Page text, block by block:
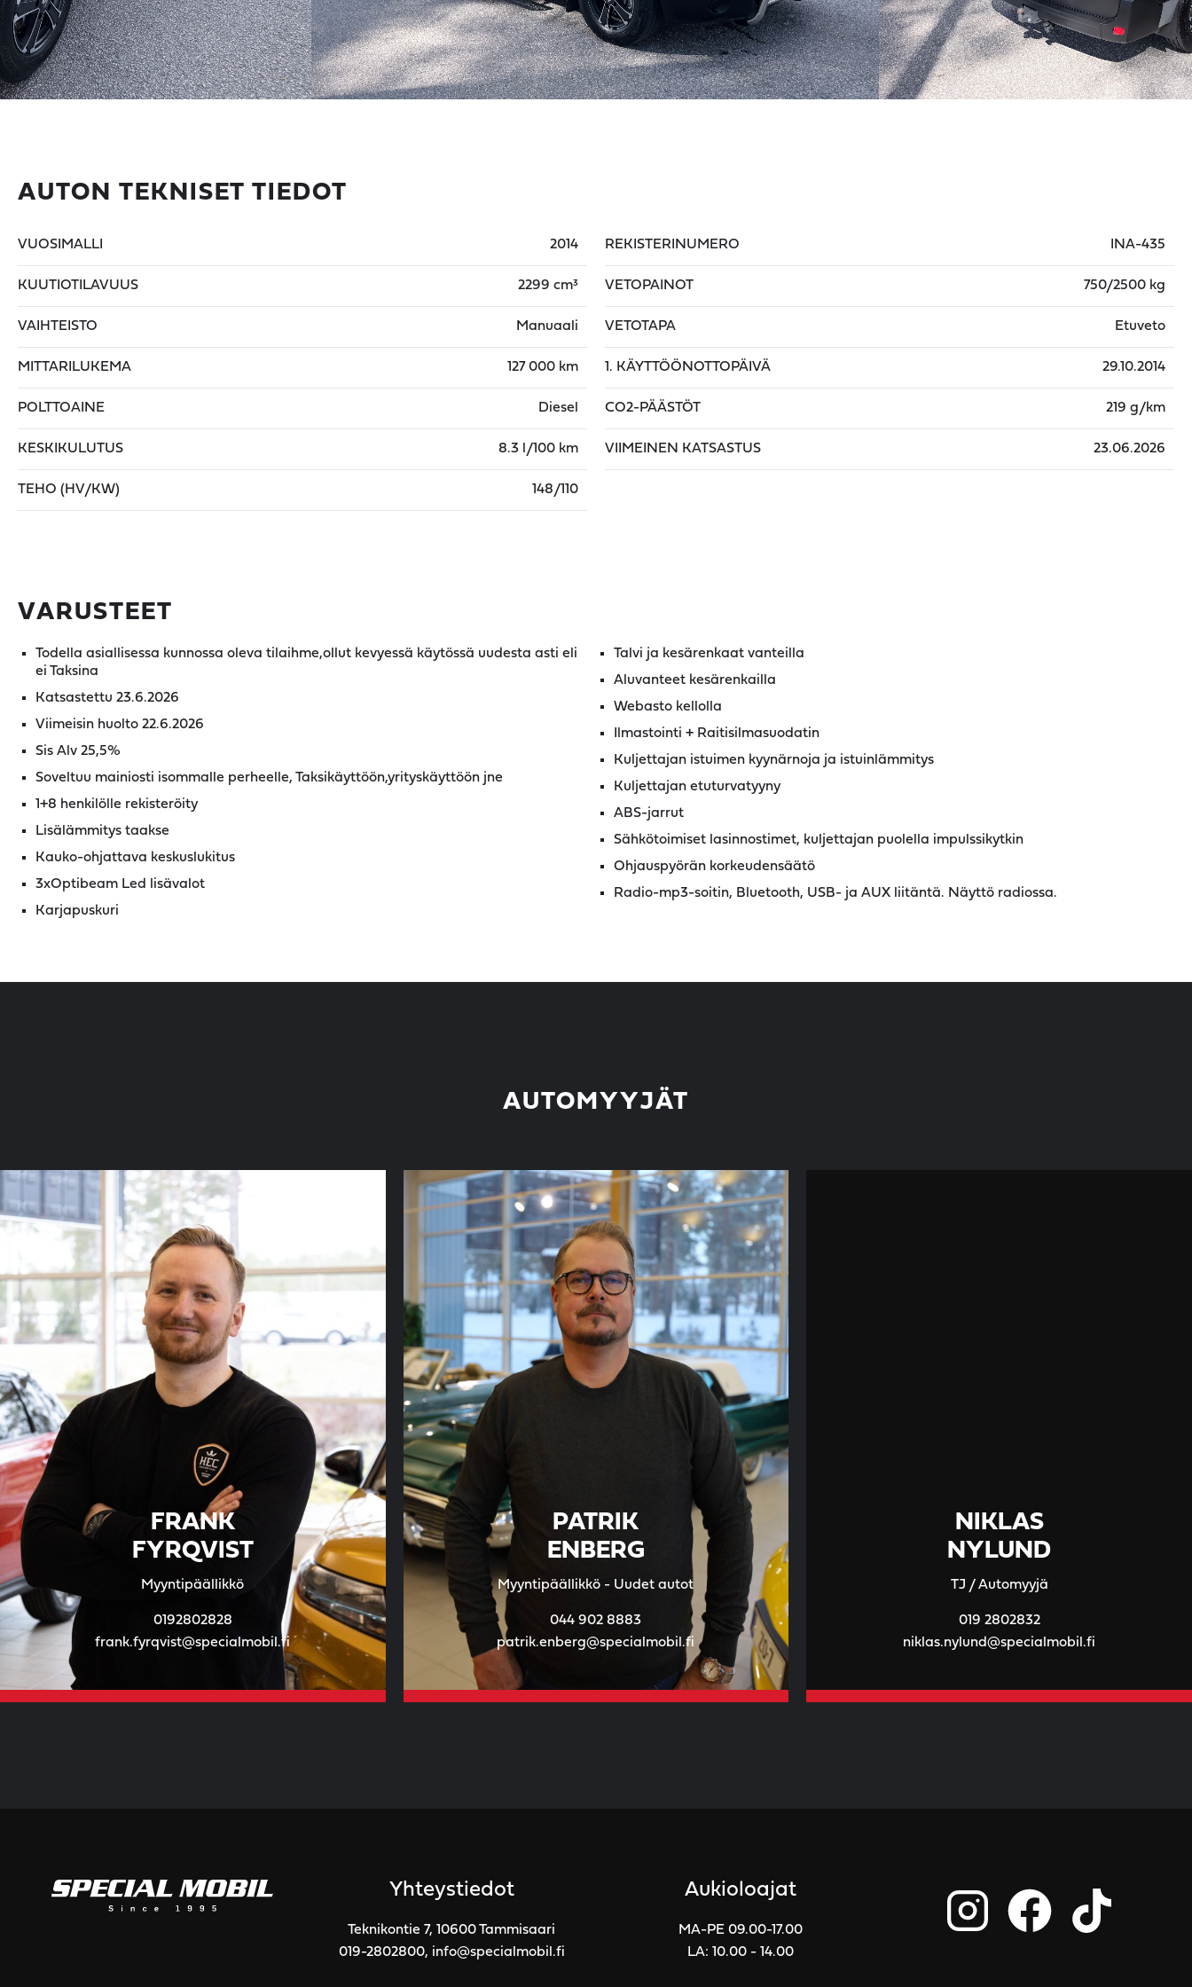
AUTON TEKNISET TIEDOT
VUOSIMALLI 2014
KUUTIOTILAVUUS 2299 cm³
VAIHTEISTO Manuaali
MITTARILUKEMA 127 000 km
POLTTOAINE Diesel
KESKIKULUTUS 8.3 l/100 km
TEHO (HV/KW) 148/110
REKISTERINUMERO INA-435
VETOPAINOT 750/2500 kg
VETOTAPA Etuveto
1. KÄYTTÖÖNOTTOPÄIVÄ 29.10.2014
CO2-PÄÄSTÖT 219 g/km
VIIMEINEN KATSASTUS 23.06.2026
VARUSTEET
Todella asiallisessa kunnossa oleva tilaihme,ollut kevyessä käytössä uudesta asti eli
ei Taksina
Katsastettu 23.6.2026
Viimeisin huolto 22.6.2026
Sis Alv 25,5%
Soveltuu mainiosti isommalle perheelle, Taksikäyttöön,yrityskäyttöön jne
1+8 henkilölle rekisteröity
Lisälämmitys taakse
Kauko-ohjattava keskuslukitus
3xOptibeam Led lisävalot
Karjapuskuri
Talvi ja kesärenkaat vanteilla
Aluvanteet kesärenkailla
Webasto kellolla
Ilmastointi + Raitisilmasuodatin
Kuljettajan istuimen kyynärnoja ja istuinlämmitys
Kuljettajan etuturvatyyny
ABS-jarrut
Sähkötoimiset lasinnostimet, kuljettajan puolella impulssikytkin
Ohjauspyörän korkeudensäätö
Radio-mp3-soitin, Bluetooth, USB- ja AUX liitäntä. Näyttö radiossa.
AUTOMYYJÄT
FRANK
FYRQVIST
Myyntipäällikkö
0192802828
frank.fyrqvist@specialmobil.fi
PATRIK
ENBERG
Myyntipäällikkö - Uudet autot
044 902 8883
patrik.enberg@specialmobil.fi
NIKLAS
NYLUND
TJ / Automyyjä
019 2802832
niklas.nylund@specialmobil.fi
Yhteystiedot
Teknikontie 7, 10600 Tammisaari
019-2802800, info@specialmobil.fi
Aukioloajat
MA-PE 09.00-17.00
LA: 10.00 - 14.00